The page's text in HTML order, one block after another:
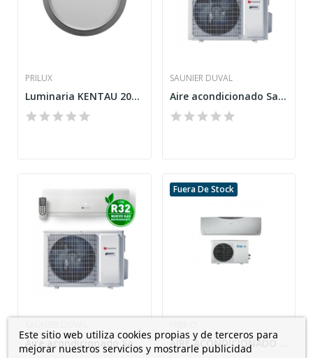
PRILUX
Luminaria KENTAU 20W 840 225mm AC180-250V niquel
SAUNIER DUVAL
Aire acondicionado Saunier Duval SDH19-065NW
Aire acondicionado Saunier Duval SDH19-065NW
Fuera De Stock
Este sitio web utiliza cookies propias y de terceros para
mejorar nuestros servicios y mostrarle publicidad